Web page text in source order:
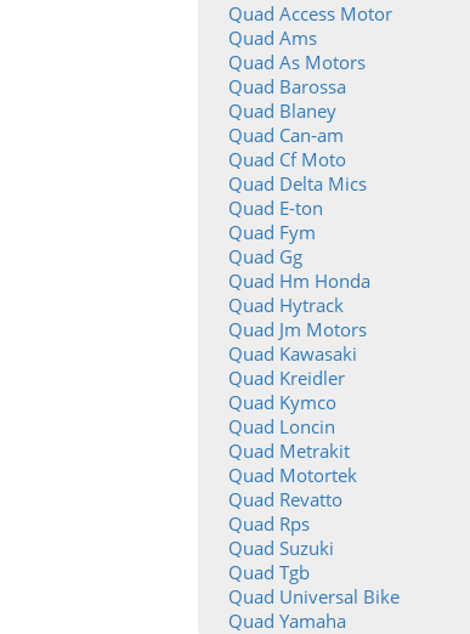
Quad Access Motor
Quad Ams
Quad As Motors
Quad Barossa
Quad Blaney
Quad Can-am
Quad Cf Moto
Quad Delta Mics
Quad E-ton
Quad Fym
Quad Gg
Quad Hm Honda
Quad Hytrack
Quad Jm Motors
Quad Kawasaki
Quad Kreidler
Quad Kymco
Quad Loncin
Quad Metrakit
Quad Motortek
Quad Revatto
Quad Rps
Quad Suzuki
Quad Tgb
Quad Universal Bike
Quad Yamaha